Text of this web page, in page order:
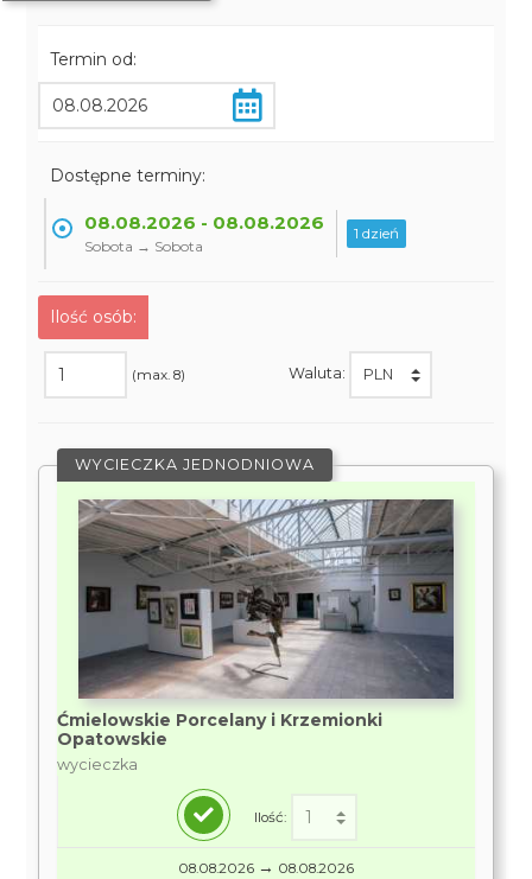
Termin od:
Dostępne terminy:
08.08.2026 - 08.08.2026
Sobota → Sobota
1 dzień
Ilość osób:
(max. 8) Waluta:
WYCIECZKA JEDNODNIOWA
Ćmielowskie Porcelany i Krzemionki
Opatowskie
wycieczka
Ilość:
08.08.2026 → 08.08.2026